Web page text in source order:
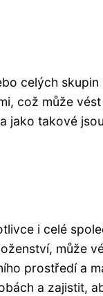
celých
což může
jako takové
i celé
může
prostředí a
a zajistit,